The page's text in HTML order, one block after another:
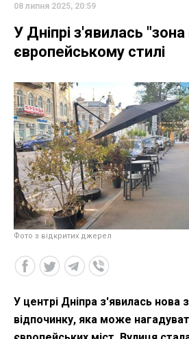
08 липня 2025, 20:59
У Дніпрі з'явилась
європейському стилі
Фото з відкритих джерел
У центрі Дніпра з'явилась нова
відпочинку, яка може